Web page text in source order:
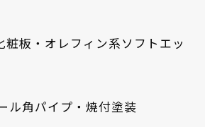
粧板・オレフィン系ソフトエッ
ル角パイプ・焼付塗装